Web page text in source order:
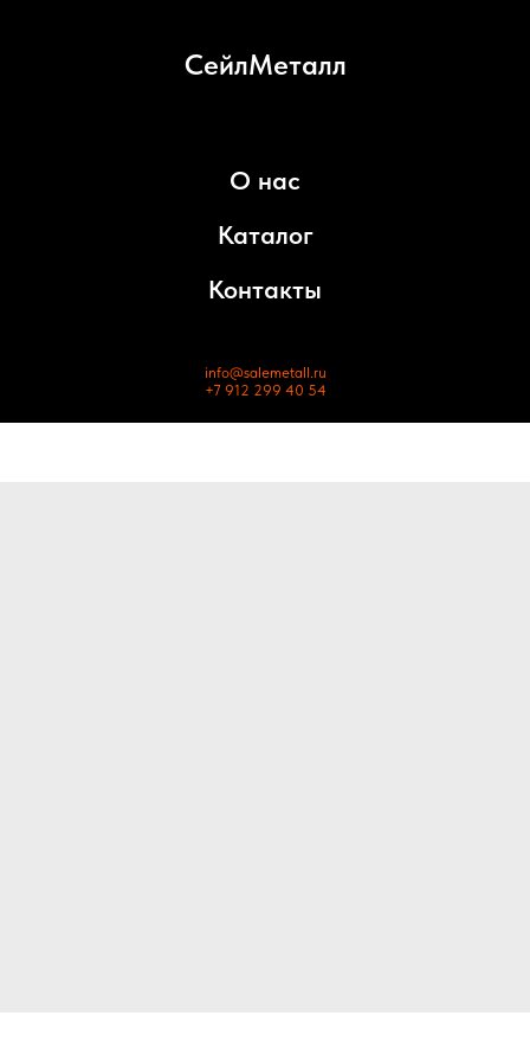
СейлМеталл
О нас
Каталог
Контакты
info@salemetall.ru
+7 912 299 40 54